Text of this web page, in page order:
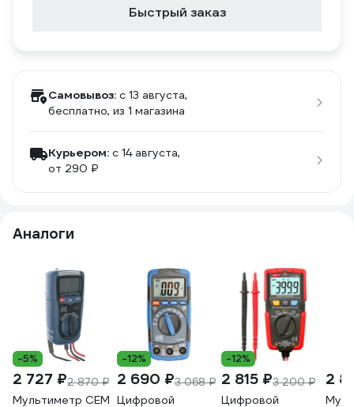
Быстрый заказ
Самовывоз: c 13 августа,
бесплатно, из 1 магазина
Курьером: c 14 августа,
от 290 ₽
Аналоги
-5%
2 727 ₽2 870 ₽
Мультиметр СЕМ
-12%
2 690 ₽3 068 ₽
Цифровой
-12%
2 815 ₽3 200 ₽
Цифровой
2